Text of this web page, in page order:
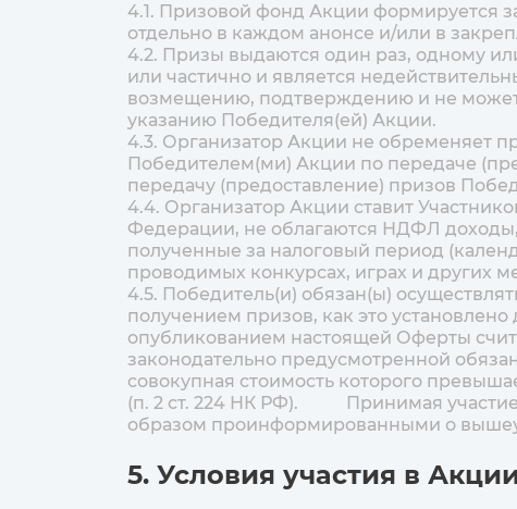
4.1. Призовой фонд Акции формируется
отдельно в каждом анонсе и/или в
4.2. Призы выдаются один раз, одному
или частично и является
возмещению, подтверждению и не
указанию Победителя(ей) Акции.
4.3. Организатор Акции не обременяет
Победителем(ми) Акции по передаче
передачу (предоставление) призов
4.4. Организатор Акции ставит
Федерации, не облагаются НДФЛ
полученные за налоговый период
проводимых конкурсах, играх и других
4.5. Победитель(и) обязан(ы)
получением призов, как это
опубликованием настоящей Оферты
законодательно предусмотренной
совокупная стоимость которого
(п. 2 ст. 224 НК РФ). Принимая участие
образом проинформированными о
5. Условия участия в